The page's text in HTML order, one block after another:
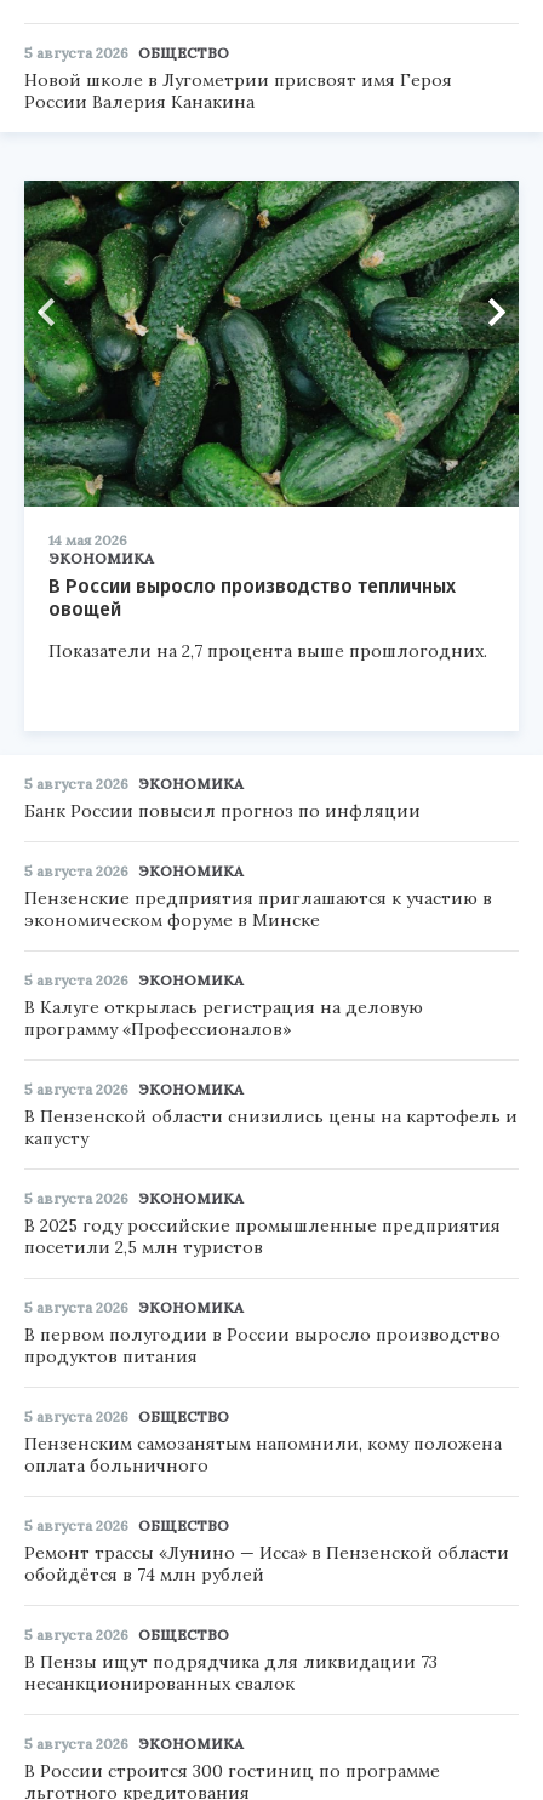
5 августа 2026 ОБЩЕСТВО
Новой школе в Лугометрии присвоят имя Героя
России Валерия Канакина
14 мая 2026
ЭКОНОМИКА
В России выросло производство тепличных
овощей
Показатели на 2,7 процента выше прошлогодних.
5 августа 2026 ЭКОНОМИКА
Банк России повысил прогноз по инфляции
5 августа 2026 ЭКОНОМИКА
Пензенские предприятия приглашаются к участию в
экономическом форуме в Минске
5 августа 2026 ЭКОНОМИКА
В Калуге открылась регистрация на деловую
программу «Профессионалов»
5 августа 2026 ЭКОНОМИКА
В Пензенской области снизились цены на картофель и
капусту
5 августа 2026 ЭКОНОМИКА
В 2025 году российские промышленные предприятия
посетили 2,5 млн туристов
5 августа 2026 ЭКОНОМИКА
В первом полугодии в России выросло производство
продуктов питания
5 августа 2026 ОБЩЕСТВО
Пензенским самозанятым напомнили, кому положена
оплата больничного
5 августа 2026 ОБЩЕСТВО
Ремонт трассы «Лунино — Исса» в Пензенской области
обойдётся в 74 млн рублей
5 августа 2026 ОБЩЕСТВО
В Пензы ищут подрядчика для ликвидации 73
несанкционированных свалок
5 августа 2026 ЭКОНОМИКА
В России строится 300 гостиниц по программе
льготного кредитования